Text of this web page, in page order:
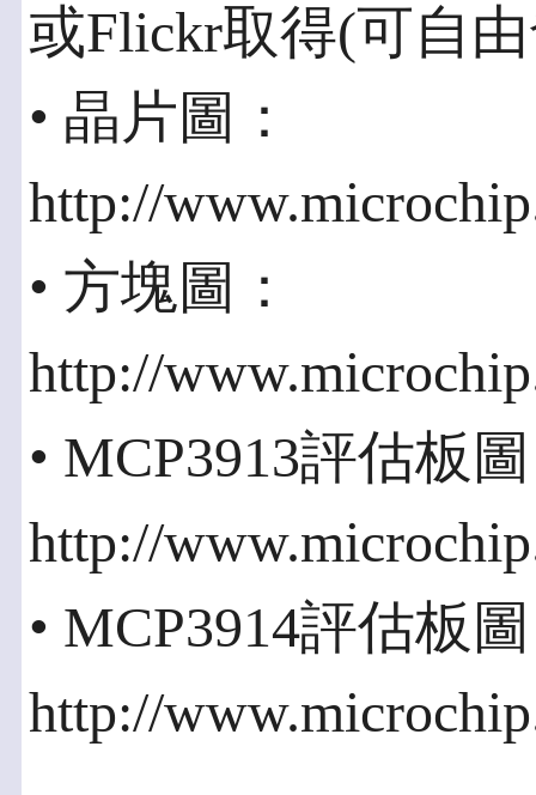
或Flickr取得(可自
• 晶片圖：
http://
• 方塊圖：
http://
• MCP3913評估板
http://
• MCP3914評估板
http://